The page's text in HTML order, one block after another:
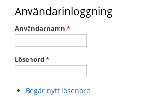
Användarinloggning
Användarnamn *
Lösenord*
Begär nytt lösenord